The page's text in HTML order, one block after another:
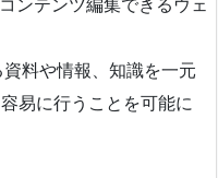
料や情報、知識を一元
易に行うことを可能に